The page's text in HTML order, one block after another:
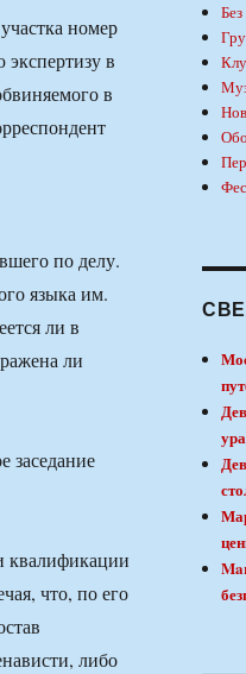
номер
в
в
по делу.
языка им.
ли в
ли
заседание
квалификации
что, по его
либо